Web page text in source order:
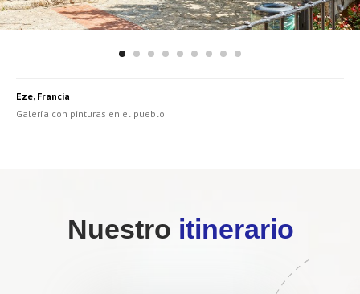
Eze, Francia
Galería con pinturas en el pueblo
Nuestro itinerario